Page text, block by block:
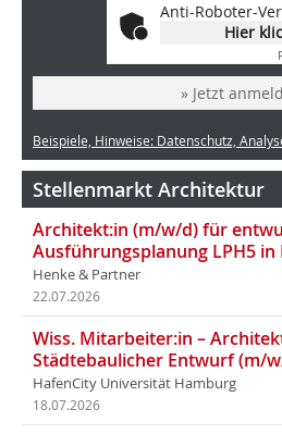
Anti-Roboter-
Hier
» Jetzt
Beispiele, Hinweise: Datenschutz,
Stellenmarkt Architektur
Architekt:in (m/w/d) für
Ausführungsplanung LPH5 in
Henke & Partner
22.07.2026
Wiss. Mitarbeiter:in –
Städtebaulicher Entwurf (m/
HafenCity Universität Hamburg
18.07.2026